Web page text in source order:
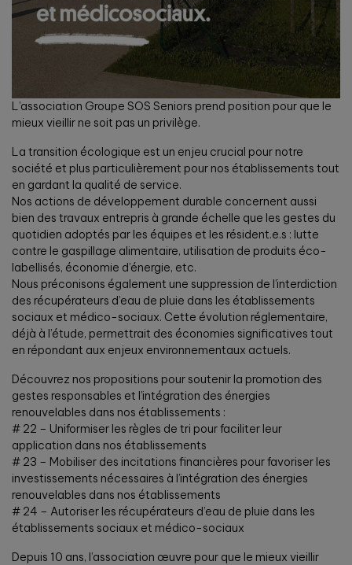
L’association Groupe SOS Seniors prend position pour que le
mieux vieillir ne soit pas un privilège.
La transition écologique est un enjeu crucial pour notre
société et plus particulièrement pour nos établissements tout
en gardant la qualité de service.
Nos actions de développement durable concernent aussi
bien des travaux entrepris à grande échelle que les gestes du
quotidien adoptés par les équipes et les résident.e.s : lutte
contre le gaspillage alimentaire, utilisation de produits éco-
labellisés, économie d’énergie, etc.
Nous préconisons également une suppression de l’interdiction
des récupérateurs d’eau de pluie dans les établissements
sociaux et médico-sociaux. Cette évolution réglementaire,
déjà à l’étude, permettrait des économies significatives tout
en répondant aux enjeux environnementaux actuels.
Découvrez nos propositions pour soutenir la promotion des
gestes responsables et l’intégration des énergies
renouvelables dans nos établissements :
# 22 – Uniformiser les règles de tri pour faciliter leur
application dans nos établissements
# 23 – Mobiliser des incitations financières pour favoriser les
investissements nécessaires à l’intégration des énergies
renouvelables dans nos établissements
# 24 – Autoriser les récupérateurs d’eau de pluie dans les
établissements sociaux et médico-sociaux
Depuis 10 ans, l’association œuvre pour que le mieux vieillir